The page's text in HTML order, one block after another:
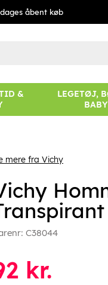
åbent køb
&
LEGETØJ,
BABY
mere fra Vichy
C38044
kr.